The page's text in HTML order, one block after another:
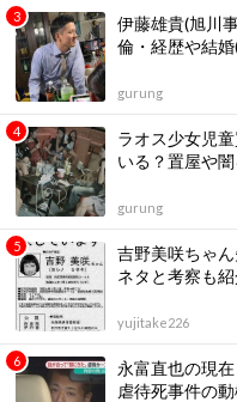
伊藤雄貴(旭川
倫・経歴や結
gurung
ラオス少女児
いる？置屋や
gurung
吉野美咲ちゃ
ネタと考察も
yujitake226
永富直也の現
虐待死事件の